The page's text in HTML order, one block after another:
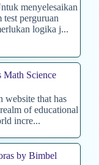
menyelesaikan
test perguruan
logika j...
Math Science
website that has
of educational
incre...
by Bimbel